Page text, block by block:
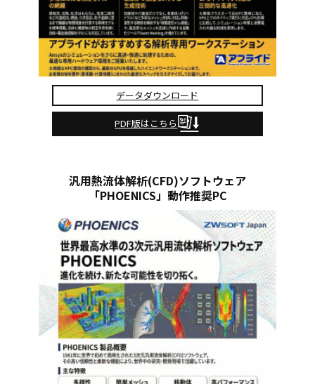
データダウンロード
PDF版はこちら
汎用熱流体解析(CFD)ソフトウェア
「PHOENICS」動作推奨PC